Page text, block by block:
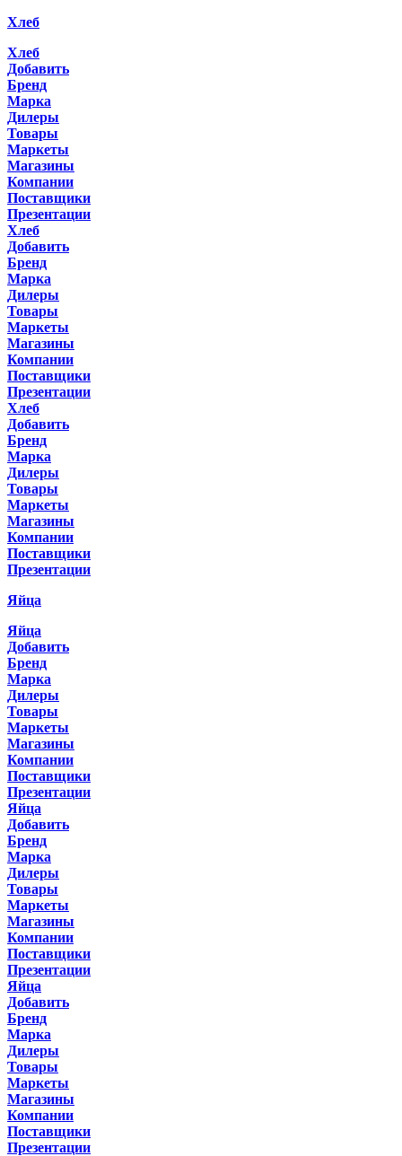
Хлеб
Хлеб
Добавить
Бренд
Марка
Дилеры
Товары
Маркеты
Магазины
Компании
Поставщики
Презентации
Хлеб
Добавить
Бренд
Марка
Дилеры
Товары
Маркеты
Магазины
Компании
Поставщики
Презентации
Хлеб
Добавить
Бренд
Марка
Дилеры
Товары
Маркеты
Магазины
Компании
Поставщики
Презентации
Яйца
Яйца
Добавить
Бренд
Марка
Дилеры
Товары
Маркеты
Магазины
Компании
Поставщики
Презентации
Яйца
Добавить
Бренд
Марка
Дилеры
Товары
Маркеты
Магазины
Компании
Поставщики
Презентации
Яйца
Добавить
Бренд
Марка
Дилеры
Товары
Маркеты
Магазины
Компании
Поставщики
Презентации